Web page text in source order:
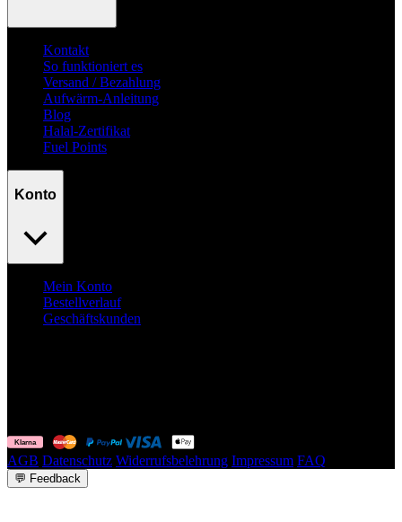
Kontakt
So funktioniert es
Versand / Bezahlung
Aufwärm-Anleitung
Blog
Halal-Zertifikat
Fuel Points
Konto
Mein Konto
Bestellverlauf
Geschäftskunden
AGB Datenschutz Widerrufsbelehrung Impressum FAQ
💬 Feedback